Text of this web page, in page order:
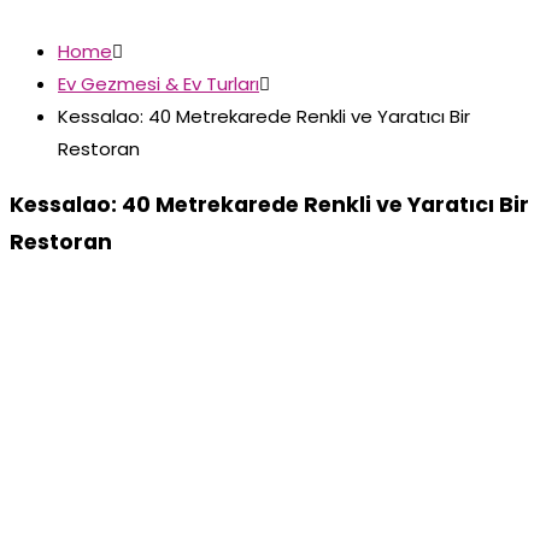
Home
Ev Gezmesi & Ev Turları
Kessalao: 40 Metrekarede Renkli ve Yaratıcı Bir
Restoran
Kessalao: 40 Metrekarede Renkli ve Yaratıcı Bir
Restoran